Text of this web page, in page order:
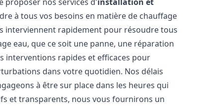
à tous vos besoins en matière de chauffage
interviennent rapidement pour résoudre tous
eau, que ce soit une panne, une réparation
interventions rapides et efficaces pour
dans votre quotidien. Nos délais
à être sur place dans les heures qui
et transparents, nous vous fournirons un